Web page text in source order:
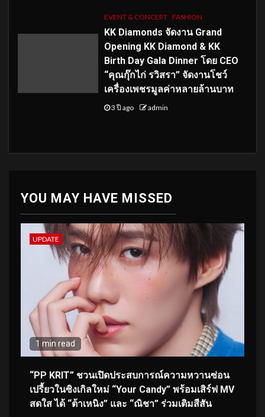
EVENT & CONCERT FASHION
KK Diamonds จัดงาน Grand
Opening KK Diamond & KK
Birth Day Gala Dinner โดย CEO
“คุณกุ๊กไก่ รวิสรา” จัดงานโชว์
เครื่องเพชรมูลค่าหลายล้านบาท
3 ปี ago admin
YOU MAY HAVE MISSED
UPDATE
1 min read
“PP KRIT” ชวนเปิดประสบการณ์ความหวานซ่อน
เปรี้ยวในซิงเกิลใหม่ “Your Candy” พร้อมเสิร์ฟ MV
สดใส ได้ “ต้าเหนิง” และ “ณิชา” ร่วมเติมสีสัน